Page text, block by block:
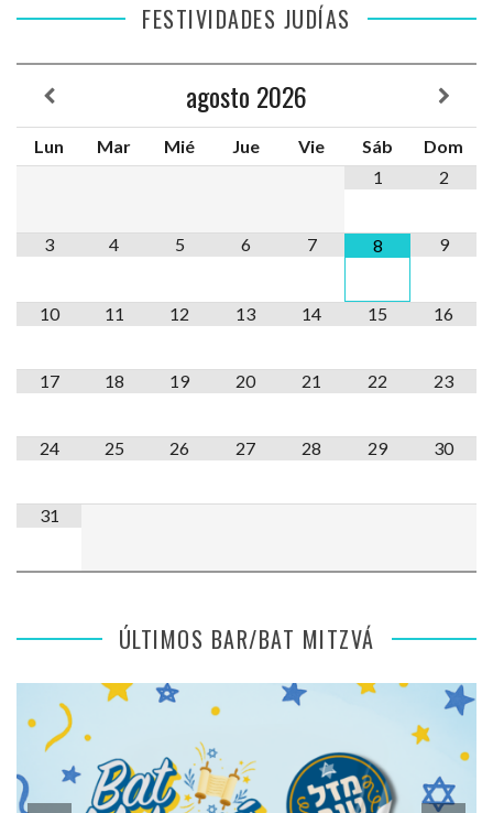
FESTIVIDADES JUDÍAS
agosto 2026
Lun Mar Mié Jue Vie Sáb
Dom
1
2
3 4 5 6 7 8 9
10 11 12 13 14 15 16
17 18 19 20 21 22 23
24 25 26 27 28 29 30
31
ÚLTIMOS BAR/BAT MITZVÁ